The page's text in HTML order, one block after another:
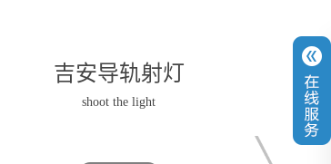
吉安导轨射灯
shoot the light
吉